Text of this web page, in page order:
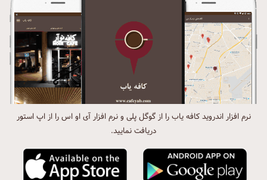
نرم افزار اندروید کافه یاب را از گوگل پلی و نرم افزار آی او اس را از اپ استور
دریافت نمایید.